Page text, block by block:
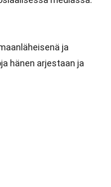
ja
hänen arjestaan ja